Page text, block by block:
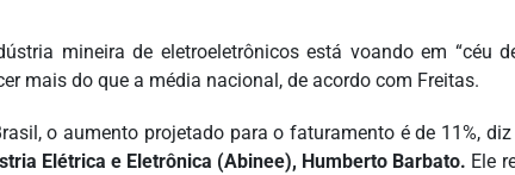
mineira de eletroeletrônicos está voando em “céu
mais do que a média nacional, de acordo com Freitas.
o aumento projetado para o faturamento é de 11%,
Elétrica e Eletrônica (Abinee), Humberto Barbato. Ele